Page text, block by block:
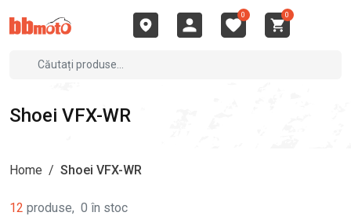
0 0
Shoei VFX-WR
Home / Shoei VFX-WR
12 produse, 0 în stoc